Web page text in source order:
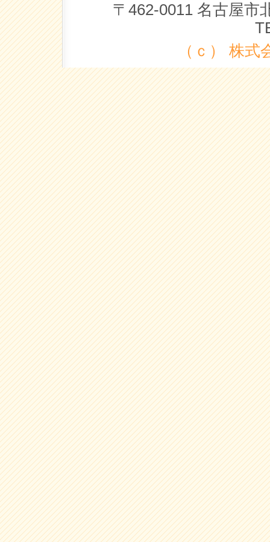
〒462-0011 名古屋市
（ｃ） 株